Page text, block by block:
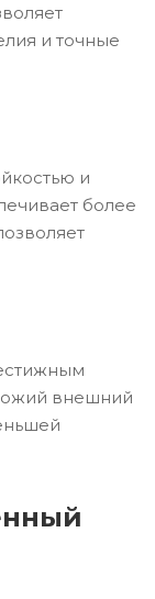
и точные
и
более
внешний